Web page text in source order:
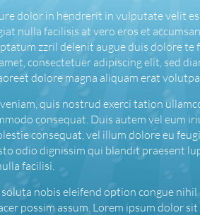
dolor in hendrerit in vulputate velit
nulla facilisis at vero eros et
zzril delenit augue duis dolore te
consectetuer adipiscing elit, sed
dolore magna aliquam erat
quis nostrud exerci tation
consequat. Duis autem vel eum
consequat, vel illum dolore eu
odio dignissim qui blandit praesent
facilisi.
nobis eleifend option congue
possim assum. Lorem ipsum dolor